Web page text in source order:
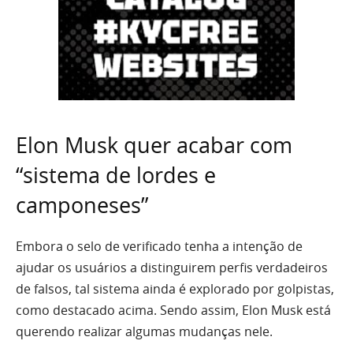
Elon Musk quer acabar com
“sistema de lordes e
camponeses”
Embora o selo de verificado tenha a intenção de
ajudar os usuários a distinguirem perfis verdadeiros
de falsos, tal sistema ainda é explorado por golpistas,
como destacado acima. Sendo assim, Elon Musk está
querendo realizar algumas mudanças nele.